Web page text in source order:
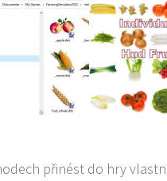
přinést do hry